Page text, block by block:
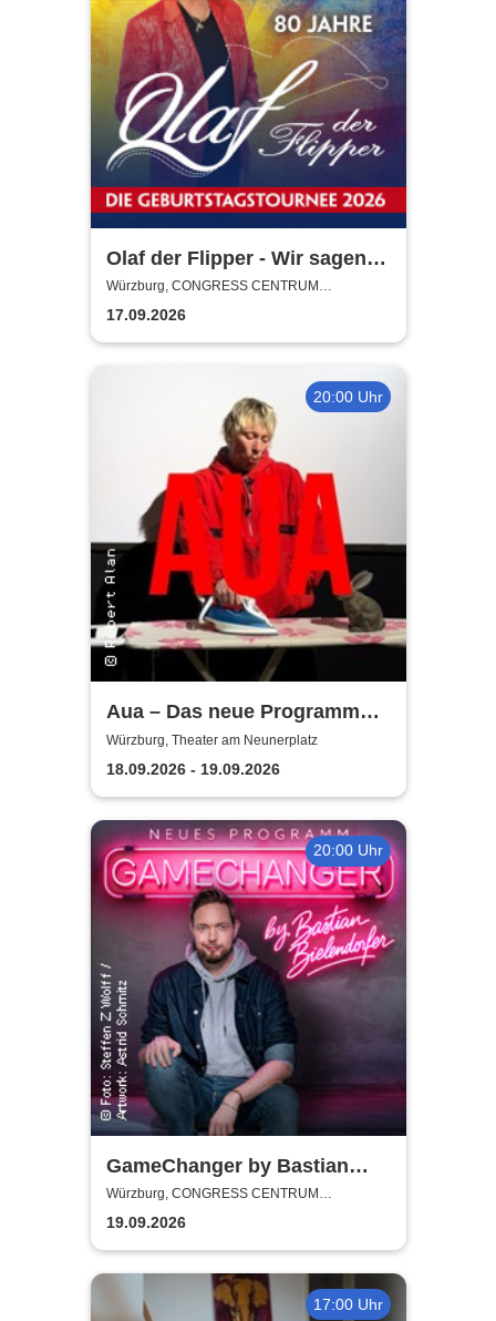
Olaf der Flipper - Wir sagen
Dankeschön! 80 Jahre - Die
Geburtstagstournee 2026
Würzburg, CONGRESS CENTRUM
WÜRZBURG
17.09.2026
20:00 Uhr
Aua – Das neue Programm
von Robert Alan | Theater am
Neunerplatz
Würzburg, Theater am Neunerplatz
18.09.2026 - 19.09.2026
20:00 Uhr
GameChanger by Bastian
Bielendorfer
Würzburg, CONGRESS CENTRUM
WÜRZBURG
19.09.2026
17:00 Uhr